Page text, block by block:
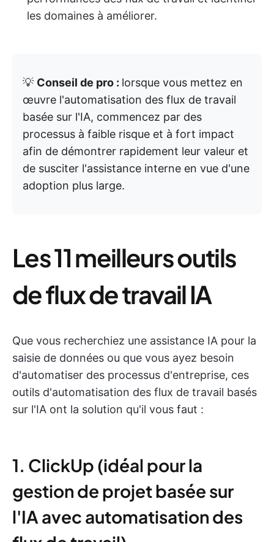
les domaines à améliorer.
💡 Conseil de pro : lorsque vous mettez en
œuvre l'automatisation des flux de travail
basée sur l'IA, commencez par des
processus à faible risque et à fort impact
afin de démontrer rapidement leur valeur et
de susciter l'assistance interne en vue d'une
adoption plus large.
Les 11 meilleurs outils
de flux de travail IA
Que vous recherchiez une assistance IA pour la
saisie de données ou que vous ayez besoin
d'automatiser des processus d'entreprise, ces
outils d'automatisation des flux de travail basés
sur l'IA ont la solution qu'il vous faut :
1. ClickUp (idéal pour la
gestion de projet basée sur
l'IA avec automatisation des